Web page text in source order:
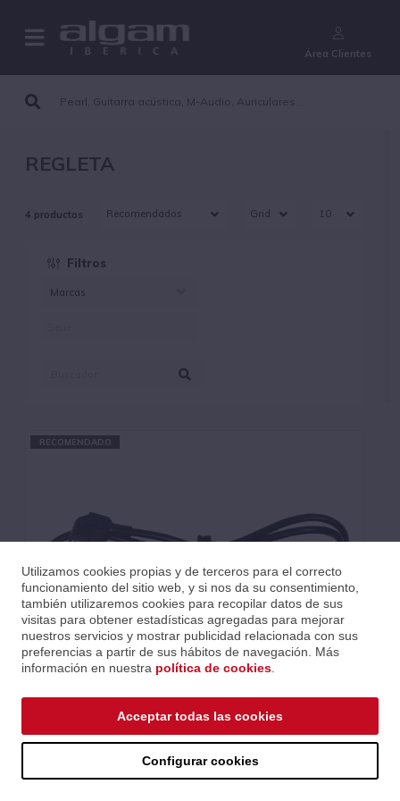
Área Clientes
REGLETA
4 productos
Filtros
Marcas
RECOMENDADO
REGLETA 5 - SIN INTERRUPTOR
Código EAN 3700166368156
Precios al iniciar sesión.
Utilizamos cookies propias y de terceros para el correcto
funcionamiento del sitio web, y si nos da su consentimiento,
también utilizaremos cookies para recopilar datos de sus
visitas para obtener estadísticas agregadas para mejorar
nuestros servicios y mostrar publicidad relacionada con sus
preferencias a partir de sus hábitos de navegación. Más
información en nuestra política de cookies
Configurar cookies
Acceptar todas las cookies